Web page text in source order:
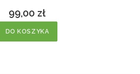
Cena
99,00 zł
DO KOSZYKA